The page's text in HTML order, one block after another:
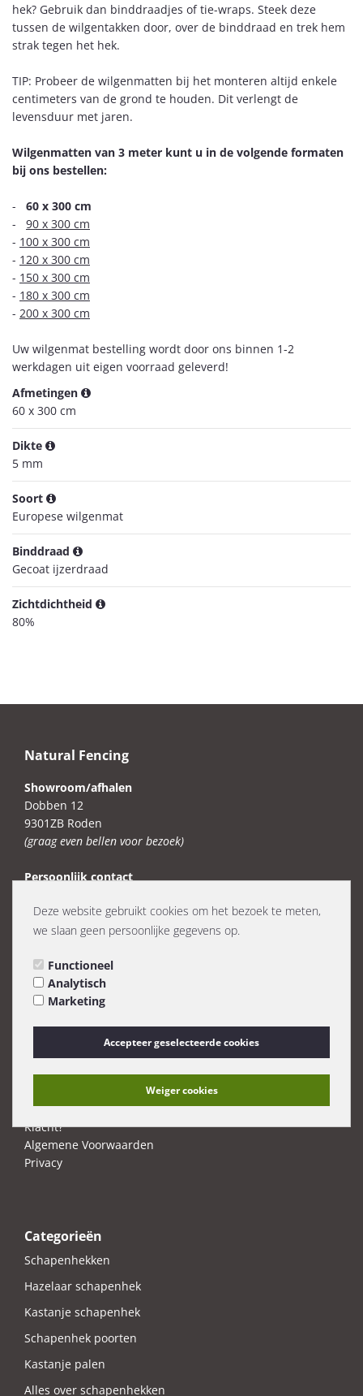
hek? Gebruik dan binddraadjes of tie-wraps. Steek deze
tussen de wilgentakken door, over de binddraad en trek hem
strak tegen het hek.
TIP: Probeer de wilgenmatten bij het monteren altijd enkele
centimeters van de grond te houden. Dit verlengt de
levensduur met jaren.
Wilgenmatten van 3 meter kunt u in de volgende formaten
bij ons bestellen:
- 60 x 300 cm
- 90 x 300 cm
- 100 x 300 cm
- 120 x 300 cm
- 150 x 300 cm
- 180 x 300 cm
- 200 x 300 cm
Uw wilgenmat bestelling wordt door ons binnen 1-2
werkdagen uit eigen voorraad geleverd!
Afmetingen
60 x 300 cm
Dikte
5 mm
Soort
Europese wilgenmat
Binddraad
Gecoat ijzerdraad
Zichtdichtheid
80%
Natural Fencing
Showroom/afhalen
Dobben 12
9301ZB Roden
(graag even bellen voor bezoek)
Persoonlijk contact
Telefoon en Whatsapp: 06-23375128 / 0683231570
BTW: NL005392571B11
Contact
Levertijd en verzendkosten
Retourneren/Annuleren
Betaalmethoden
Klacht?
Algemene Voorwaarden
Privacy
Categorieën
Schapenhekken
Hazelaar schapenhek
Kastanje schapenhek
Schapenhek poorten
Kastanje palen
Alles over schapenhekken
Deze website gebruikt cookies om het bezoek te meten,
we slaan geen persoonlijke gegevens op.
Functioneel
Analytisch
Marketing
Accepteer geselecteerde cookies
Weiger cookies